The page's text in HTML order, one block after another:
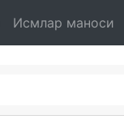
Исмлар маноси